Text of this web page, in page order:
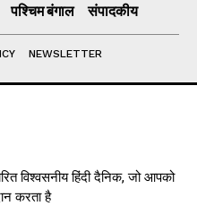
पश्चिम बंगाल संपादकीय
NEWSLETTER
विश्वसनीय हिंदी दैनिक, जो आपको
करता है